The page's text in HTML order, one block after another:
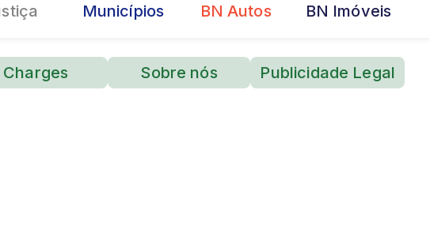
Municípios BN Autos BN Imóveis
Charges Sobre nós Publicidade Legal